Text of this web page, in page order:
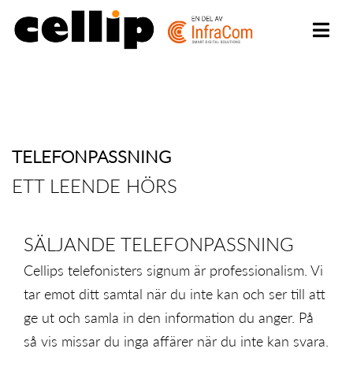
TELEFONPASSNING
ETT LEENDE HÖRS
SÄLJANDE TELEFONPASSNING
Cellips telefonisters signum är professionalism. Vi
tar emot ditt samtal när du inte kan och ser till att
ge ut och samla in den information du anger. På
så vis missar du inga affärer när du inte kan svara.